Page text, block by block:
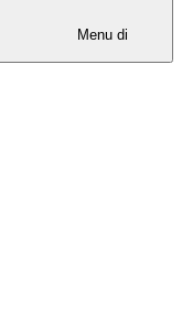
Menu di